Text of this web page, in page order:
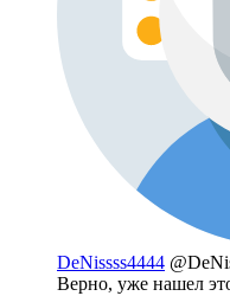
DeNissss4444
Верно, уже нашел